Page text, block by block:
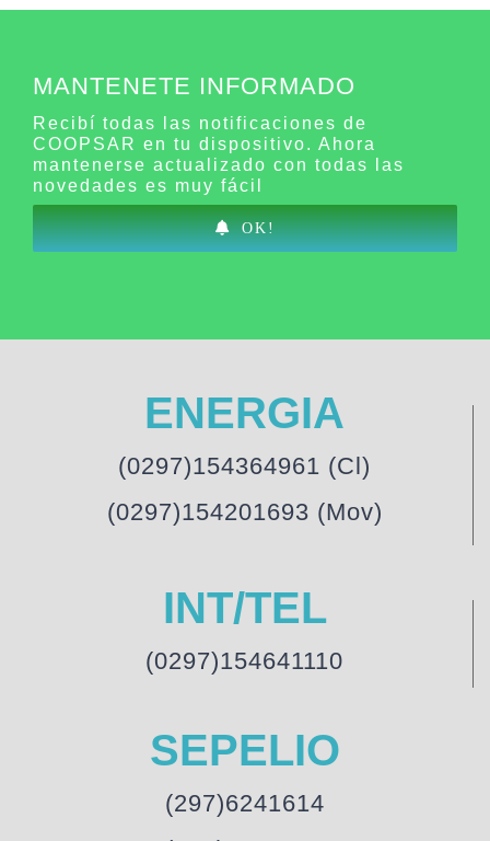
MANTENETE INFORMADO
Recibí todas las notificaciones de
COOPSAR en tu dispositivo. Ahora
mantenerse actualizado con todas las
novedades es muy fácil
OK!
ENERGIA
(0297)154364961 (Cl)
(0297)154201693 (Mov)
INT/TEL
(0297)154641110
SEPELIO
(297)6241614